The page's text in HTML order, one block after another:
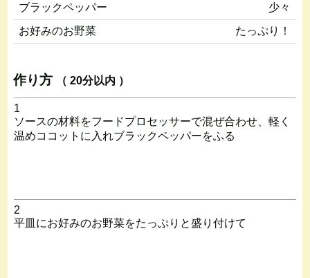
ブラックペッパー
少々
お好みのお野菜
たっぷり！
作り方 （ 20分以内 ）
1
ソースの材料をフードプロセッサーで混ぜ合わせ、軽く
温めココットに入れブラックペッパーをふる
2
平皿にお好みのお野菜をたっぷりと盛り付けて